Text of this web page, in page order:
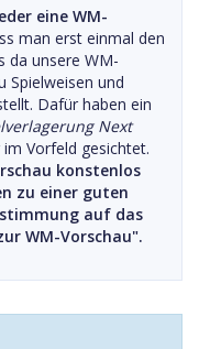
eine WM-
man erst einmal den
da unsere WM-
Spielweisen und
Dafür haben ein
Next
Vorfeld gesichtet.
konstenlos
zu einer guten
auf das
WM-Vorschau".